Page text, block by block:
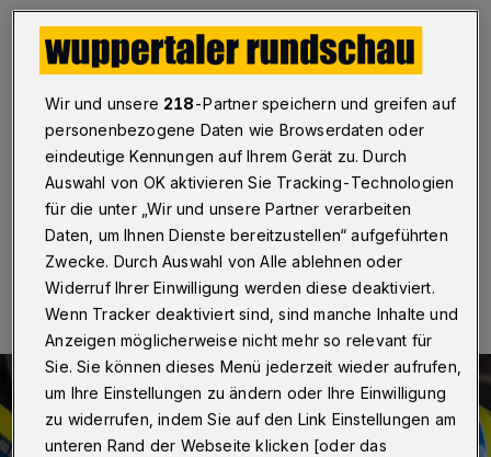
Trickbetrüger stehlen Bargeld
und Gold
·
Bislang unbekannte Täter haben am
Freitag (24. November 2023) am Nützenberg einer 78
Jahre alten Wuppertalerin Bargeld und Gold entwendet.
29.11.2023 , 12:16 Uhr Eine Minute Lesezeit
Wir und unsere 218-Partner speichern und greifen auf
personenbezogene Daten wie Browserdaten oder
eindeutige Kennungen auf Ihrem Gerät zu. Durch
Auswahl von OK aktivieren Sie Tracking-Technologien
für die unter „Wir und unsere Partner verarbeiten
Daten, um Ihnen Dienste bereitzustellen“ aufgeführten
Zwecke. Durch Auswahl von Alle ablehnen oder
Widerruf Ihrer Einwilligung werden diese deaktiviert.
Wenn Tracker deaktiviert sind, sind manche Inhalte und
Anzeigen möglicherweise nicht mehr so relevant für
Sie. Sie können dieses Menü jederzeit wieder aufrufen,
um Ihre Einstellungen zu ändern oder Ihre Einwilligung
zu widerrufen, indem Sie auf den Link Einstellungen am
unteren Rand der Webseite klicken [oder das